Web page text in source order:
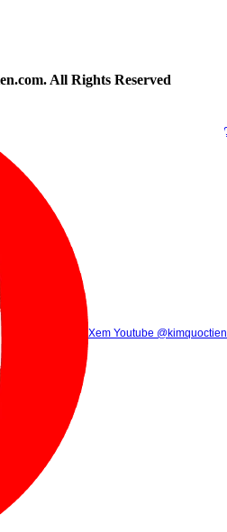
All Rights Reserved
Xem Tik Tok
(8h00 - 21h30)
(8h00 -
Gọi điện (8h00 - 21h30)
Xem Youtube @kimquoctien